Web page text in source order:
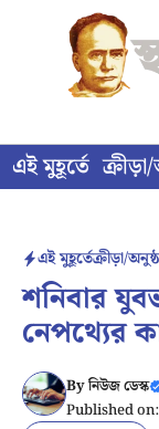
content
এই মুহূর্তে
এই মুহূর্তেক্রীড়া/
শনিবার
নেপথ্যের
Byনিউজ ডেস্ক
Published